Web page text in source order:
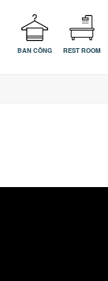
BAN CÔNG REST ROOM